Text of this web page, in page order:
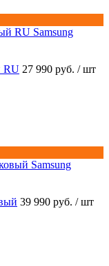
RU 27 990 руб. / шт
39 990 руб. / шт